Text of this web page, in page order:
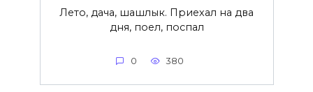
Лето, дача, шашлык. Приехал на два
дня, поел, поспал
0 380